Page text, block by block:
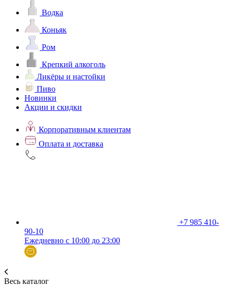
Водка
Коньяк
Ром
Крепкий алкоголь
Ликёры и настойки
Пиво
Новинки
Акции и скидки
Корпоративным клиентам
Оплата и доставка
+7 985 410-
90-10
Ежедневно с 10:00 до 23:00
Весь каталог